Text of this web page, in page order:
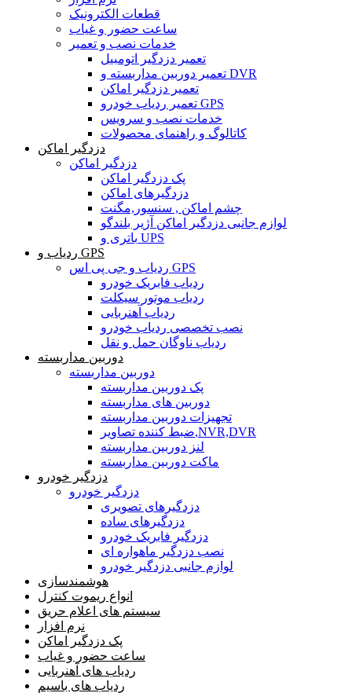
قطعات الکترونیک
ساعت حضور و غیاب
خدمات نصب و تعمیر
تعمیر دزدگیر اتومبیل
تعمیر دوربین مداربسته و DVR
تعمیر دزدگیر اماکن
تعمیر ردیاب خودرو GPS
خدمات نصب و سرویس
کاتالوگ و راهنمای محصولات
دزدگیر اماکن
دزدگیر اماکن
پک دزدگیر اماکن
دزدگیرهای اماکن
چشم اماکن , سنسور,مگنت
لوازم جانبی دزدگیر اماکن آژیر بلندگو
باتری و UPS
ردیاب و GPS
ردیاب و جی پی اس GPS
ردیاب فابریک خودرو
ردیاب موتور سیکلت
ردیاب آهنربایی
نصب تخصصی ردیاب خودرو
ردیاب ناوگان حمل و نقل
دوربین مداربسته
دوربین مداربسته
پک دوربین مداربسته
دوربین های مداربسته
تجهیزات دوربین مداربسته
ضبط کننده تصاویر,NVR,DVR
لنز دوربین مداربسته
ماکت دوربین مداربسته
دزدگیر خودرو
دزدگیر خودرو
دزدگیرهای تصویری
دزدگیرهای ساده
دزدگیر فابریک خودرو
نصب دزدگیر ماهواره ای
لوازم جانبی دزدگیر خودرو
هوشمندسازی
انواع ریموت کنترل
سیستم های اعلام حریق
نرم افزار
پک دزدگیر اماکن
ساعت حضور و غیاب
ردیاب های آهنربایی
ردیاب های باسیم